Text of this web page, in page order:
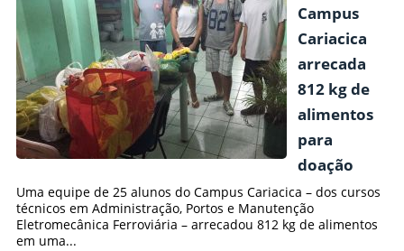
Campus
Cariacica
arrecada
812 kg de
alimentos
para
doação
Uma equipe de 25 alunos do Campus Cariacica – dos cursos
técnicos em Administração, Portos e Manutenção
Eletromecânica Ferroviária – arrecadou 812 kg de alimentos
em uma...